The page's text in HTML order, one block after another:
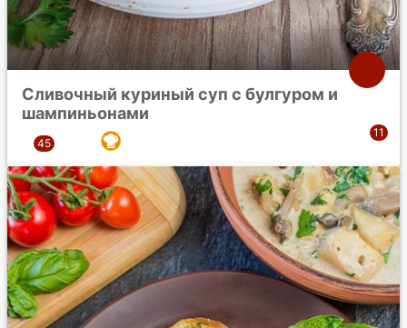
Сливочный куриный суп с булгуром и
шампиньонами